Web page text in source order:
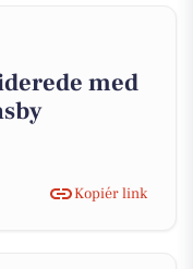
med
Kopiér link